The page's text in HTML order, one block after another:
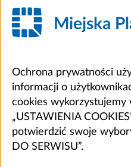
Miejska
Ochrona prywatności
informacji o
cookies wykorzystujemy
„USTAWIENIA
potwierdzić swoje
DO SERWISU”.